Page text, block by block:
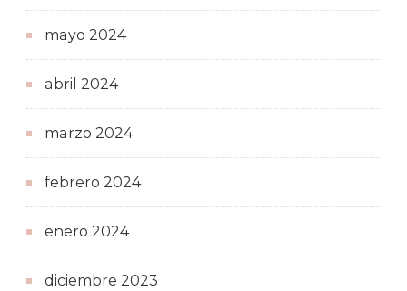
mayo 2024
abril 2024
marzo 2024
febrero 2024
enero 2024
diciembre 2023